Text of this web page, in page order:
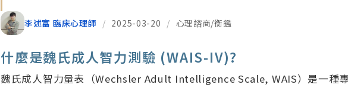
李述富 臨床心理師 / 2025-03-20 / 心理諮商/衡鑑
什麼是魏氏成人智力測驗 (WAIS-IV)?
魏氏成人智力量表（Wechsler Adult Intelligence Scale, WAIS）是一種